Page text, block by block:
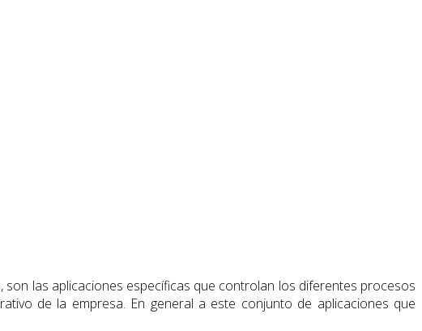
las aplicaciones específicas que controlan los diferentes procesos
de la empresa. En general a este conjunto de aplicaciones que